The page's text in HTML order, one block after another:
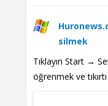
silmek
Tıklayın Start →
öğrenmek ve